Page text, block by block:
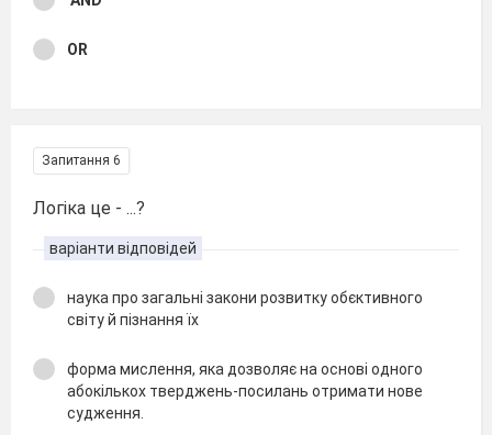
OR
Запитання 6
Логіка це - ...?
варіанти відповідей
наука про загальні закони розвитку обєктивного
світу й пізнання їх
форма мислення, яка дозволяє на основі одного
абокількох тверджень-посилань отримати нове
судження.